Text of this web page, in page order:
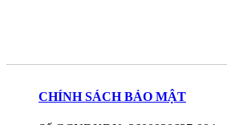
CHÍNH SÁCH BẢO MẬT